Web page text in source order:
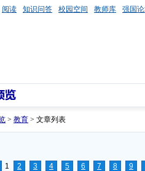
阅读 知识问答 校园空间 教师库 强国
> 教育 > 文章列表
1 2 3 4 5 6 7 8 9